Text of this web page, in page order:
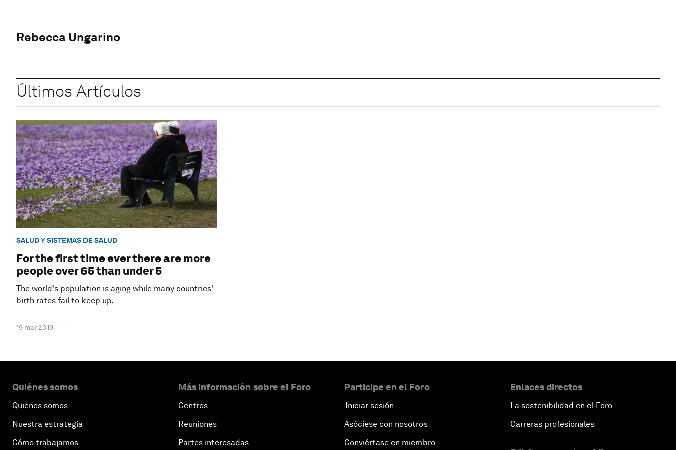
Rebecca Ungarino
Últimos Artículos
SALUD Y SISTEMAS DE SALUD
For the first time ever there are more
people over 65 than under 5
The world's population is aging while many countries'
birth rates fail to keep up.
19 mar 2019
Quiénes somos
Quiénes somos
Nuestra estrategia
Cómo trabajamos
Más información sobre el Foro
Centros
Reuniones
Partes interesadas
Participe en el Foro
Iniciar sesión
Asóciese con nosotros
Conviértase en miembro
Enlaces directos
La sostenibilidad en el Foro
Carreras profesionales